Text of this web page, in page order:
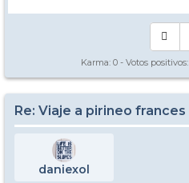
Karma: 0 - Votos positivos:
Re: Viaje a pirineo frances
daniexol